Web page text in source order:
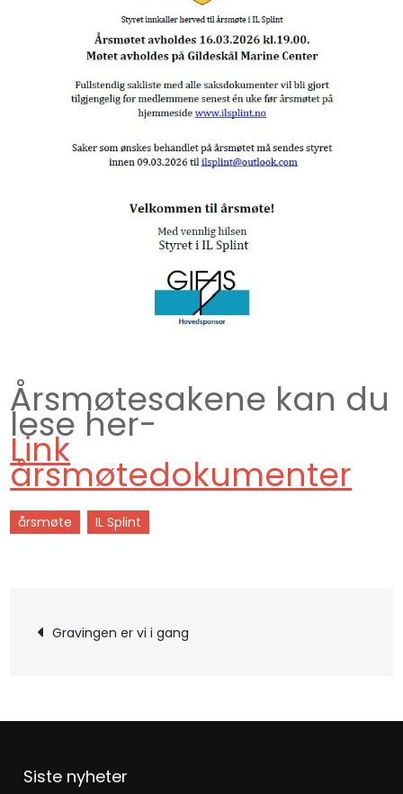
Årsmøtesakene kan du
lese her-
Link
årsmøtedokumenter
årsmøte IL Splint
Gravingen er vi i gang
Siste nyheter